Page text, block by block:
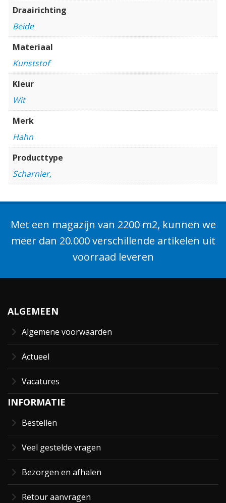
Draairichting
Beide
Materiaal
Kunststof
Kleur
Wit
Merk
Hahn
Producttype
Scharnier,
Met een magazijn van 2200 m2, kunnen we
meer dan 20.000 verschillende artikelen uit
voorraad leveren
ALGEMEEN
Algemene voorwaarden
Actueel
Vacatures
INFORMATIE
Bestellen
Veel gestelde vragen
Bezorgen en afhalen
Retour aanvragen